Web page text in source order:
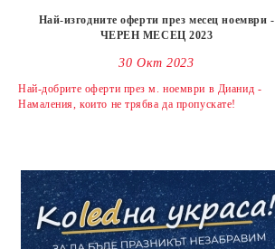
Най-изгодните оферти през месец ноември -
ЧЕРЕН МЕСЕЦ 2023
30 Окт 2023
Най-добрите оферти през м. ноември в Дианид -
Намаления, които не трябва да пропускате!